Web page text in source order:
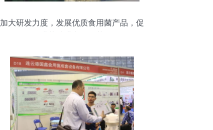
加大研发力度，发展优质食用菌产品，促